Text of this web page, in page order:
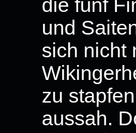
die fünf
und
sich nicht
zu
aussah.